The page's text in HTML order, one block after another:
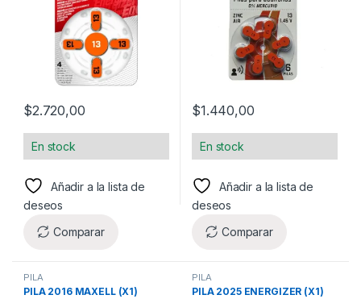
$2.720,00
En stock
Añadir a la lista de
deseos
Comparar
$1.440,00
En stock
Añadir a la lista de
deseos
Comparar
PILA
PILA 2016 MAXELL (X1)
PILA
PILA 2025 ENERGIZER (X1)